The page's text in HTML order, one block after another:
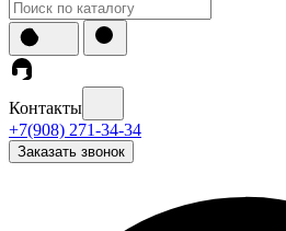
Контакты
+7(908) 271-34-34
Заказать звонок